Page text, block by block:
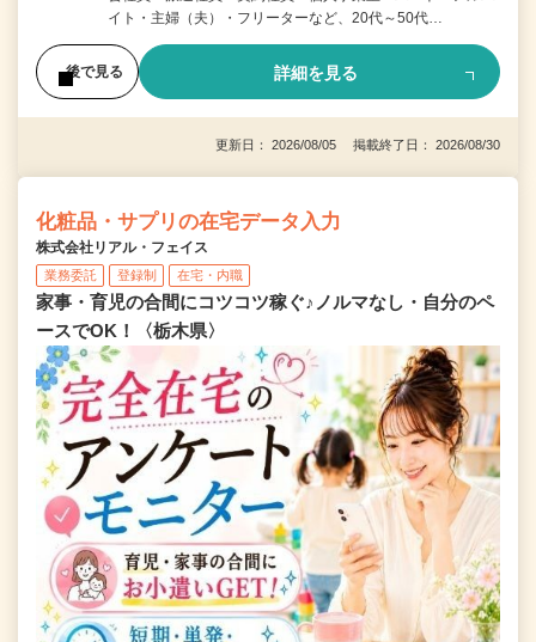
イト・主婦（夫）・フリーターなど、20代～50代…
後で見る 詳細を見る
更新日： 2026/08/05 掲載終了日： 2026/08/30
化粧品・サプリの在宅データ入力
株式会社リアル・フェイス
業務委託 登録制 在宅・内職
家事・育児の合間にコツコツ稼ぐ♪ノルマなし・自分のペ
ースでOK！〈栃木県〉